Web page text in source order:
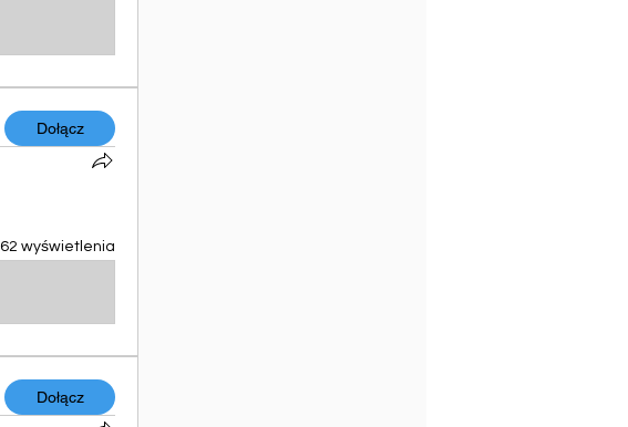
Dołącz
62 wyświetlenia
Dołącz